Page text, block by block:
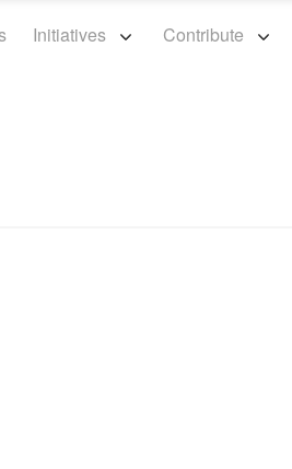
Initiatives Contribute